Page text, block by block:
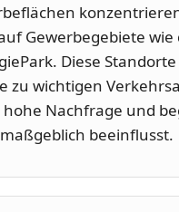
Gewerbegebiete wie
Diese
zu wichtigen
Nachfrage und
beeinflusst.